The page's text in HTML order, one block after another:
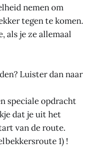
nemen om
tegen te komen.
als je ze allemaal
Luister dan naar
speciale opdracht
dat je uit het
van de route.
1) !